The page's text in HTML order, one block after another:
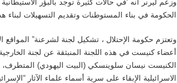
وزعم ليرنر أنه ‘في حالات كثيرة توجد بالبؤر
الحكومة في بناء المستوطنات وتقديم التسهيلات لبناء
أعضاء كنيست في هذه اللجنة المنبثقة عن لجنة
الكنيست نيسان سلوينسكي (البيت اليهودي)
الاسرائيلية الإبقاء على سرية أسماء علماء الآثار